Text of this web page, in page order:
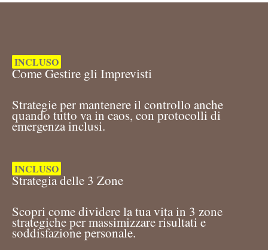
INCLUSO
Come Gestire gli Imprevisti
Strategie per mantenere il controllo anche
quando tutto va in caos, con protocolli di
emergenza inclusi.
INCLUSO
Strategia delle 3 Zone
Scopri come dividere la tua vita in 3 zone
strategiche per massimizzare risultati e
soddisfazione personale.